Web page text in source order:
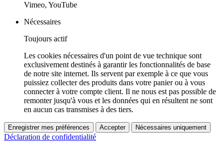
Vimeo, YouTube
Nécessaires
Toujours actif
Les cookies nécessaires d'un point de vue technique sont
exclusivement destinés à garantir les fonctionnalités de base
de notre site internet. Ils servent par exemple à ce que vous
puissiez collecter des produits dans votre panier ou à vous
connecter à votre compte client. Il ne nous est pas possible de
remonter jusqu'à vous et les données qui en résultent ne sont
en aucun cas transmises à des tiers.
Enregistrer mes préférences Accepter Nécessaires uniquement
Déclaration de confidentialité